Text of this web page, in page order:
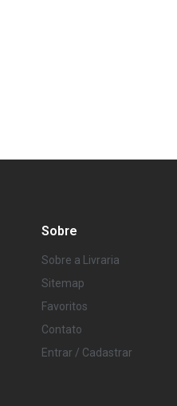
Sobre
Sobre a Livraria
Sitemap
Favoritos
Contato
Entrar / Cadastrar